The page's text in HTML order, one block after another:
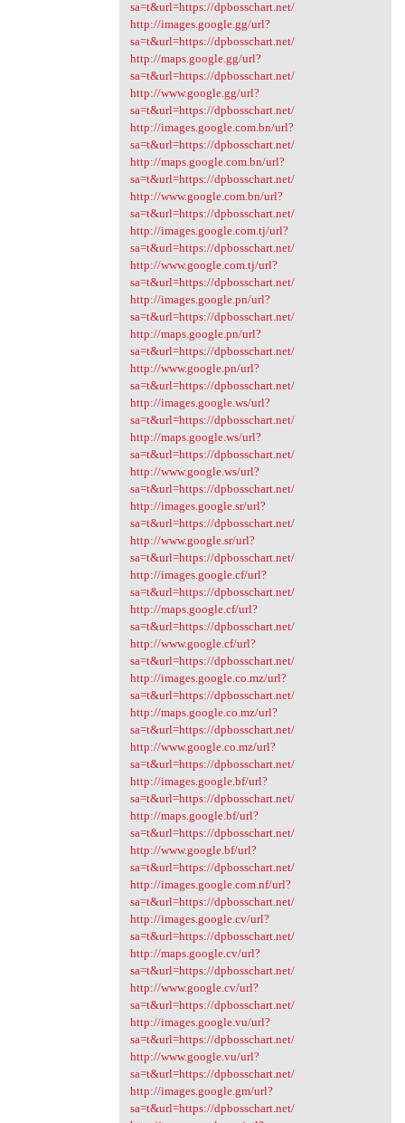
sa=t&url=https://dpbosschart.net/
http://images.google.gg/url?
sa=t&url=https://dpbosschart.net/
http://maps.google.gg/url?
sa=t&url=https://dpbosschart.net/
http://www.google.gg/url?
sa=t&url=https://dpbosschart.net/
http://images.google.com.bn/url?
sa=t&url=https://dpbosschart.net/
http://maps.google.com.bn/url?
sa=t&url=https://dpbosschart.net/
http://www.google.com.bn/url?
sa=t&url=https://dpbosschart.net/
http://images.google.com.tj/url?
sa=t&url=https://dpbosschart.net/
http://www.google.com.tj/url?
sa=t&url=https://dpbosschart.net/
http://images.google.pn/url?
sa=t&url=https://dpbosschart.net/
http://maps.google.pn/url?
sa=t&url=https://dpbosschart.net/
http://www.google.pn/url?
sa=t&url=https://dpbosschart.net/
http://images.google.ws/url?
sa=t&url=https://dpbosschart.net/
http://maps.google.ws/url?
sa=t&url=https://dpbosschart.net/
http://www.google.ws/url?
sa=t&url=https://dpbosschart.net/
http://images.google.sr/url?
sa=t&url=https://dpbosschart.net/
http://www.google.sr/url?
sa=t&url=https://dpbosschart.net/
http://images.google.cf/url?
sa=t&url=https://dpbosschart.net/
http://maps.google.cf/url?
sa=t&url=https://dpbosschart.net/
http://www.google.cf/url?
sa=t&url=https://dpbosschart.net/
http://images.google.co.mz/url?
sa=t&url=https://dpbosschart.net/
http://maps.google.co.mz/url?
sa=t&url=https://dpbosschart.net/
http://www.google.co.mz/url?
sa=t&url=https://dpbosschart.net/
http://images.google.bf/url?
sa=t&url=https://dpbosschart.net/
http://maps.google.bf/url?
sa=t&url=https://dpbosschart.net/
http://www.google.bf/url?
sa=t&url=https://dpbosschart.net/
http://images.google.com.nf/url?
sa=t&url=https://dpbosschart.net/
http://images.google.cv/url?
sa=t&url=https://dpbosschart.net/
http://maps.google.cv/url?
sa=t&url=https://dpbosschart.net/
http://www.google.cv/url?
sa=t&url=https://dpbosschart.net/
http://images.google.vu/url?
sa=t&url=https://dpbosschart.net/
http://www.google.vu/url?
sa=t&url=https://dpbosschart.net/
http://images.google.gm/url?
sa=t&url=https://dpbosschart.net/